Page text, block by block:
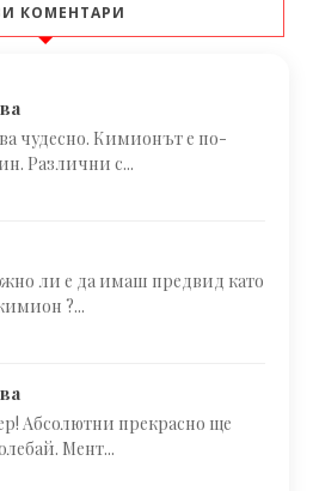
КОМЕНТАРИ
чудесно. Кимионът е по-
Различни с...
ли е да имаш предвид като
?...
Абсолютни прекрасно ще
Мент...